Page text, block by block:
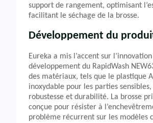
support de rangement, optimisant
facilitant le séchage de la brosse.
Développement du
Eureka a mis l’accent sur
développement du RapidWash
des matériaux, tels que le plastique
inoxydable pour les parties
robustesse et durabilité. La brosse
conçue pour résister à
problème récurrent sur les modèles